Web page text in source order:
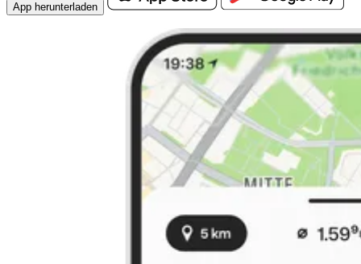
App herunterladen